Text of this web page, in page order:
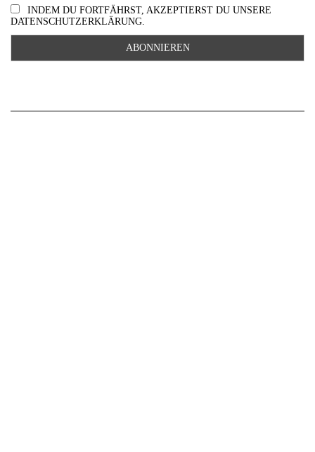
INDEM DU FORTFÄHRST, AKZEPTIERST DU UNSERE
DATENSCHUTZERKLÄRUNG.